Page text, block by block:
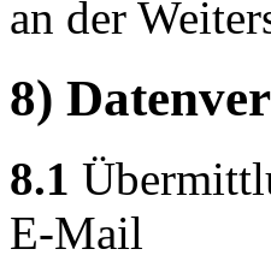
an der
8)
8.1
E-Mail